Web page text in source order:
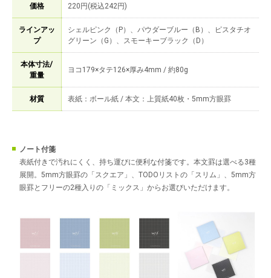
価格 220円(税込242円)
ラインアッ
プ
シェルピンク（P）、パウダーブルー（B）、ピスタチオ
グリーン（G）、スモーキーブラック（D）
本体寸法/
重量
ヨコ179×タテ126×厚み4mm / 約80g
材質 表紙：ボール紙 / 本文：上質紙40枚・5mm方眼罫
ノート付箋
表紙付きで汚れにくく、持ち運びに便利な付箋です。本文罫は選べる3種
展開。5mm方眼罫の「スクエア」、TODOリストの「スリム」、5mm方
眼罫とフリーの2種入りの「ミックス」からお選びいただけます。